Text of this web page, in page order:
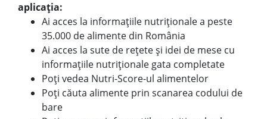
aplicația:
Ai acces la informațiile nutriționale a peste
35.000 de alimente din România
Ai acces la sute de rețete și idei de mese cu
informațiile nutriționale gata completate
Poți vedea Nutri-Score-ul alimentelor
Poți căuta alimente prin scanarea codului de
bare